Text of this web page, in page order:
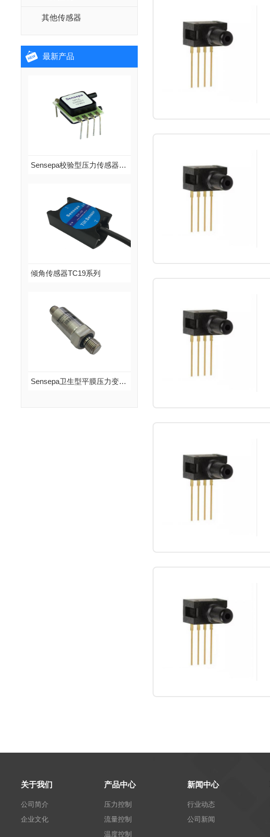
其他传感器
最新产品
Sensepa校验型压力传感器SPU系列
品牌：Sensepa
说明：Sensepa压力传感器SPU系列，带温度补偿，mV信号输出，零点和满量程校准，可接受非标定制...
倾角传感器TC19系列
品牌：Sensepa
Sensepa卫生型平膜压力变送器HP350
关于我们
公司简介
企业文化
产品中心
压力控制
流量控制
温度控制
新闻中心
行业动态
公司新闻